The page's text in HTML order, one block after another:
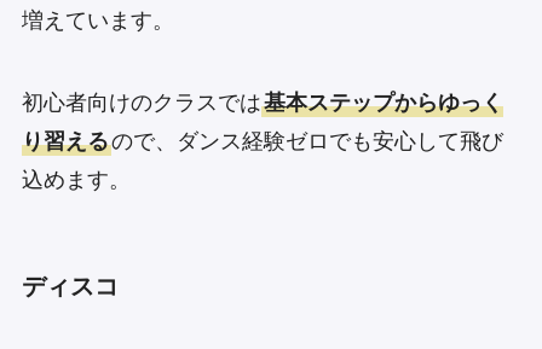
増えています。
初心者向けのクラスでは基本ステップからゆっく
り習えるので、ダンス経験ゼロでも安心して飛び
込めます。
ディスコ